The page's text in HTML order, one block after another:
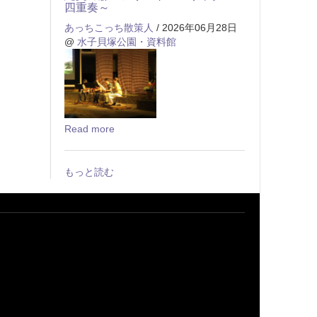
四重奏～
あっちこっち散策人 / 2026年06月28日
@ 水子貝塚公園・資料館
Read more
もっと読む